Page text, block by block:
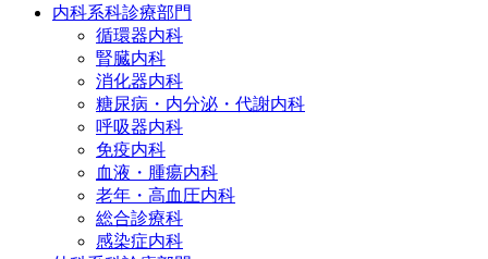
内科系科診療部門
循環器内科
腎臓内科
消化器内科
糖尿病・内分泌・代謝内科
呼吸器内科
免疫内科
血液・腫瘍内科
老年・高血圧内科
総合診療科
感染症内科